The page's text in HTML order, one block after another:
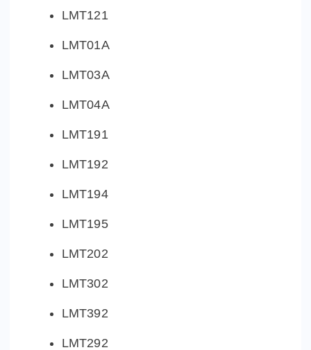
LMT121
LMT01A
LMT03A
LMT04A
LMT191
LMT192
LMT194
LMT195
LMT202
LMT302
LMT392
LMT292